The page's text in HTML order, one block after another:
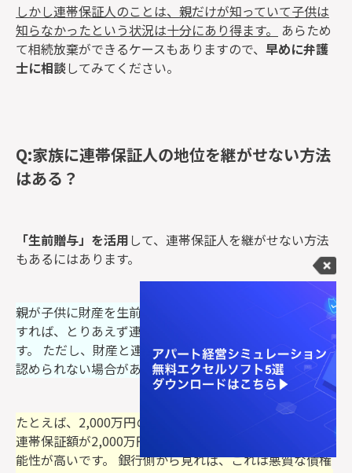
しかし連帯保証人のことは、親だけが知っていて子供は
知らなかったという状況は十分にあり得ます。
あらため
て相続放棄ができるケースもありますので、 早めに弁護
士に相談してみてください。
Q:家族に連帯保証人の地位を継がせない方法
はある？
「生前贈与」を活用 して、連帯保証人を継がせない方法
もあるにはあります。
親が子供に財産を生前贈与して、そのあとに相続放棄を
すれば、とりあえず連帯保証人を継承しなくて大丈夫で
す。 ただし、財産と連帯保証額の割合次第では、放棄が
認められない場合があります。
たとえば、2,000万円の不動産を生前贈与されたとして、
連帯保証額が2,000万円だとしたら、これはアウトの可
能性が高いです。 銀行側から見れば、これは悪質な債権